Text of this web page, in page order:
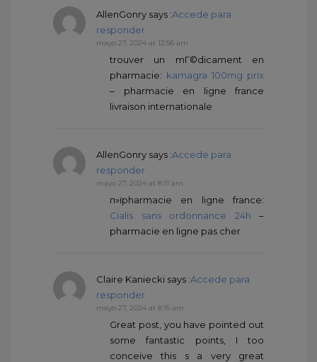
AllenGonry says :Accede para
responder
mayo 27, 2024 at 12:56 am
trouver un mГ©dicament en
pharmacie: kamagra 100mg prix
– pharmacie en ligne france
livraison internationale
AllenGonry says :Accede para
responder
mayo 27, 2024 at 8:11 am
п»їpharmacie en ligne france:
Cialis sans ordonnance 24h –
pharmacie en ligne pas cher
Claire Kaniecki says :Accede para
responder
mayo 27, 2024 at 8:15 am
Great post, you have pointed out
some fantastic points, I too
conceive this s a very great